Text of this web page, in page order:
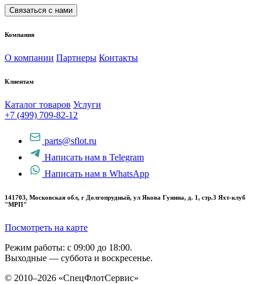
Связаться с нами
Компания
О компании Партнеры Контакты
Клиентам
Каталог товаров Услуги
+7 (499) 709-82-12
parts@sflot.ru
Написать нам в Telegram
Написать нам в WhatsApp
141703, Московская обл, г Долгопрудный, ул Якова Гунина, д. 1, стр.3 Яхт-клуб
"МРП"
Посмотреть на карте
Режим работы: с 09:00 до 18:00.
Выходные — суббота и воскресенье.
© 2010–2026 «СпецФлотСервис»